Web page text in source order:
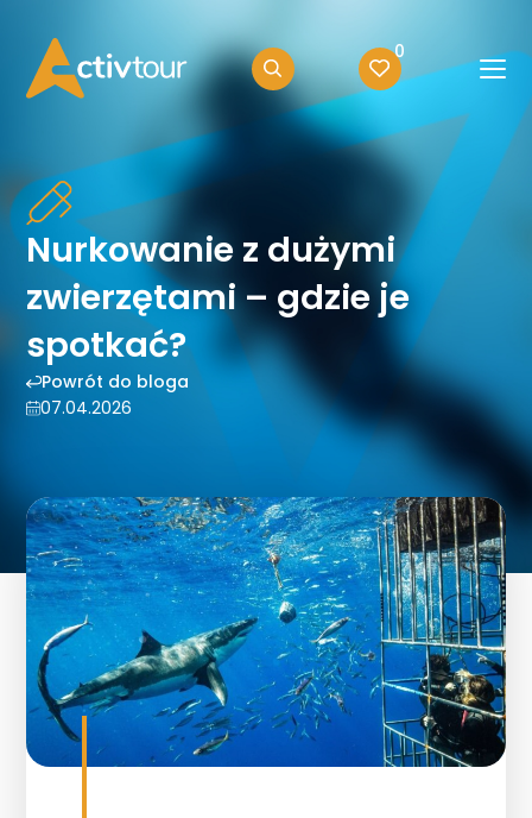
0
Nurkowanie z dużymi
zwierzętami – gdzie je
spotkać?
Powrót do bloga
07.04.2026